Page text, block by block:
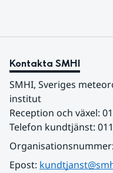
Kontakta SMHI
SMHI, Sveriges
institut
Reception och växel:
Telefon kundtjänst:
Epost: